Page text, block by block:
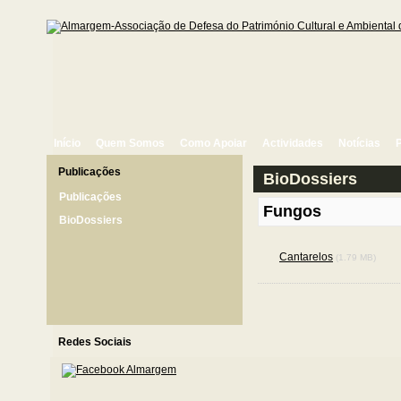
Início Quem Somos Como Apoiar Actividades Notícias
Publicações
Publicações
BioDossiers
BioDossiers
Fungos
Cantarelos (1.79 MB)
Redes Sociais